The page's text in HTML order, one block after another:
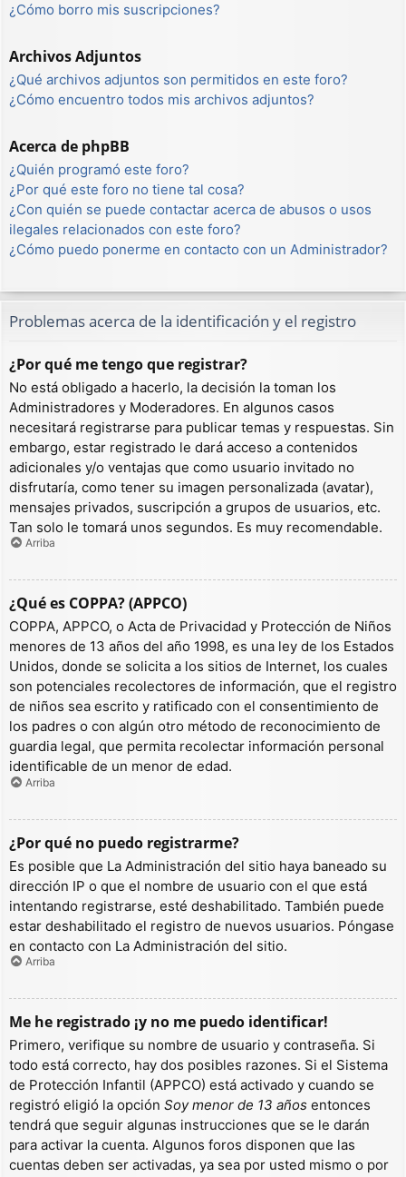
¿Cómo borro mis suscripciones?
Archivos Adjuntos
¿Qué archivos adjuntos son permitidos en este foro?
¿Cómo encuentro todos mis archivos adjuntos?
Acerca de phpBB
¿Quién programó este foro?
¿Por qué este foro no tiene tal cosa?
¿Con quién se puede contactar acerca de abusos o usos
ilegales relacionados con este foro?
¿Cómo puedo ponerme en contacto con un Administrador?
Problemas acerca de la identificación y el registro
¿Por qué me tengo que registrar?
No está obligado a hacerlo, la decisión la toman los
Administradores y Moderadores. En algunos casos
necesitará registrarse para publicar temas y respuestas. Sin
embargo, estar registrado le dará acceso a contenidos
adicionales y/o ventajas que como usuario invitado no
disfrutaría, como tener su imagen personalizada (avatar),
mensajes privados, suscripción a grupos de usuarios, etc.
Tan solo le tomará unos segundos. Es muy recomendable.
Arriba
¿Qué es COPPA? (APPCO)
COPPA, APPCO, o Acta de Privacidad y Protección de Niños
menores de 13 años del año 1998, es una ley de los Estados
Unidos, donde se solicita a los sitios de Internet, los cuales
son potenciales recolectores de información, que el registro
de niños sea escrito y ratificado con el consentimiento de
los padres o con algún otro método de reconocimiento de
guardia legal, que permita recolectar información personal
identificable de un menor de edad.
Arriba
¿Por qué no puedo registrarme?
Es posible que La Administración del sitio haya baneado su
dirección IP o que el nombre de usuario con el que está
intentando registrarse, esté deshabilitado. También puede
estar deshabilitado el registro de nuevos usuarios. Póngase
en contacto con La Administración del sitio.
Arriba
Me he registrado ¡y no me puedo identificar!
Primero, verifique su nombre de usuario y contraseña. Si
todo está correcto, hay dos posibles razones. Si el Sistema
de Protección Infantil (APPCO) está activado y cuando se
registró eligió la opción Soy menor de 13 años entonces
tendrá que seguir algunas instrucciones que se le darán
para activar la cuenta. Algunos foros disponen que las
cuentas deben ser activadas, ya sea por usted mismo o por